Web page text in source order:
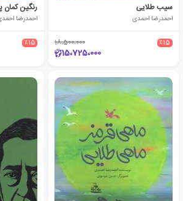
سیب طلایی
احمدرضا احمدی
٪15 18،500،000
15،725،000
رنگین
احمدرضا
٪15